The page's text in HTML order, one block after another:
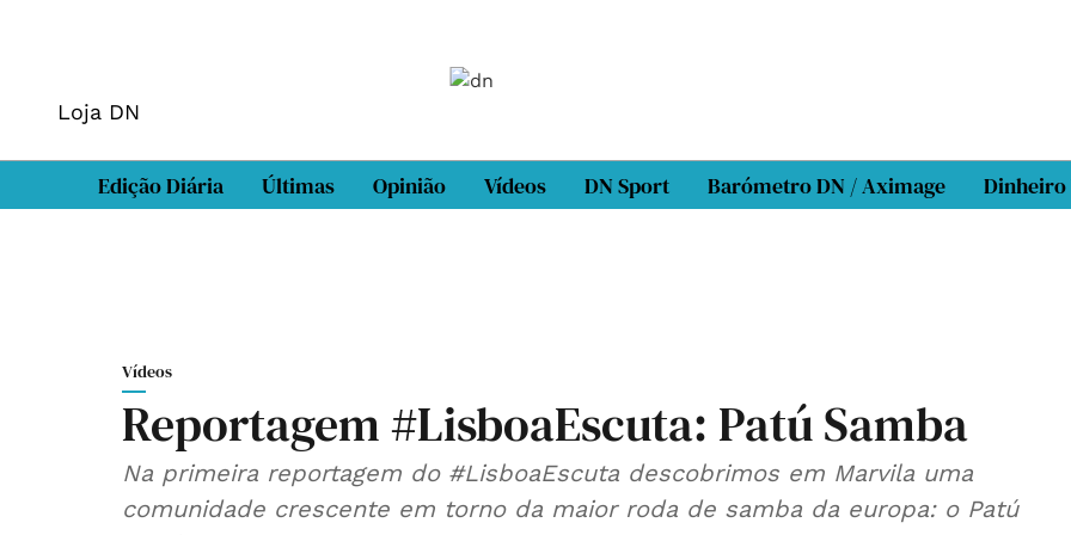
Loja DN
Edição Diária Últimas Opinião Vídeos DN Sport Barómetro DN / Aximage Dinheiro
Vídeos
Reportagem #LisboaEscuta: Patú Samba
Na primeira reportagem do #LisboaEscuta descobrimos em Marvila uma
comunidade crescente em torno da maior roda de samba da europa: o Patú